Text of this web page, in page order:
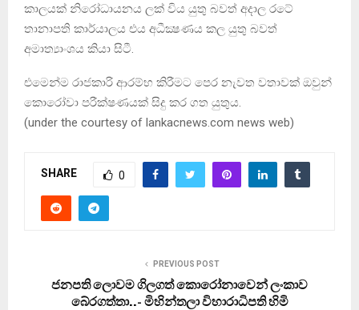
කාලයක් නිරෝධායනය ලක් විය යුතු බවත් අදාල රටේ
තානාපති කාර්යාලය එය අධීක්‍ෂණය කල යුතු බවත්
අමාත්‍යාංශය කියා සිටී.
එමෙන්ම රාජකාරි ආරම්භ කිරීමට පෙර නැවත වතාවක් ඔවුන්
කොරෝවා පරීක්ෂණයක් සිදු කර ගත යුතුය.
(under the courtesy of lankacnews.com news web)
SHARE 0
PREVIOUS POST
ජනපති ලොවම ගිලගත් කොරෝනාවෙන් ලංකාව
බේරගත්තා..- මිහින්තලා විහාරාධිපති හිමි